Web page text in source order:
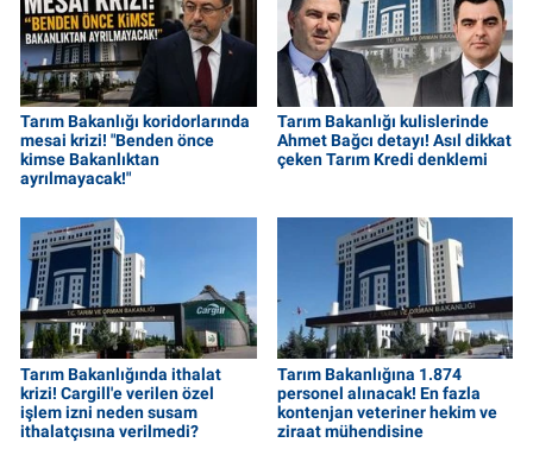
Tarım Bakanlığı koridorlarında
mesai krizi! "Benden önce
kimse Bakanlıktan
ayrılmayacak!"
Tarım Bakanlığı kulislerinde
Ahmet Bağcı detayı! Asıl dikkat
çeken Tarım Kredi denklemi
Tarım Bakanlığında ithalat
krizi! Cargill'e verilen özel
işlem izni neden susam
ithalatçısına verilmedi?
Tarım Bakanlığına 1.874
personel alınacak! En fazla
kontenjan veteriner hekim ve
ziraat mühendisine